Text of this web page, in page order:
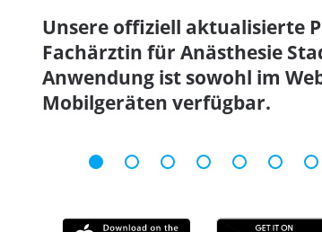
Unsere offiziell aktualisierte
Fachärztin für Anästhesie
Anwendung ist sowohl im
Mobilgeräten verfügbar.